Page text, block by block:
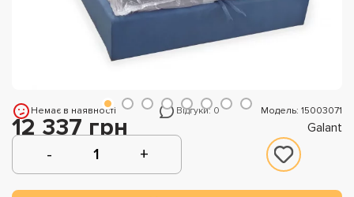
Немає в наявності Відгуки: 0 Модель: 15003071
12 337 грн Galant